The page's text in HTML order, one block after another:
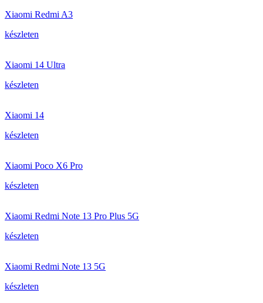
Xiaomi Redmi A3
készleten
Xiaomi 14 Ultra
készleten
Xiaomi 14
készleten
Xiaomi Poco X6 Pro
készleten
Xiaomi Redmi Note 13 Pro Plus 5G
készleten
Xiaomi Redmi Note 13 5G
készleten